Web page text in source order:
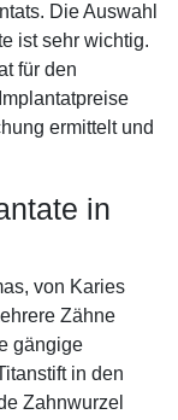
Die Auswahl
ist sehr wichtig.
für den
ermittelt und
in
von Karies
Zähne
gängige
in den
Zahnwurzel